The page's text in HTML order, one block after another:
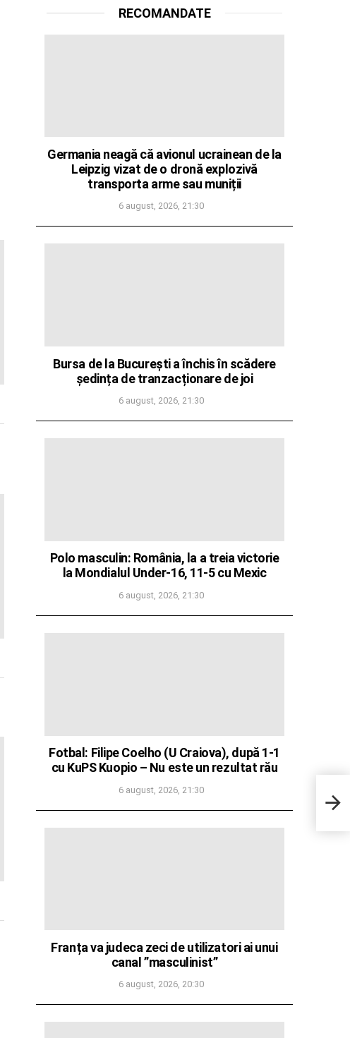
RECOMANDATE
Germania neagă că avionul ucrainean de la
Leipzig vizat de o dronă explozivă
transporta arme sau muniții
6 august, 2026, 21:30
Bursa de la București a închis în scădere
ședința de tranzacționare de joi
6 august, 2026, 21:30
Polo masculin: România, la a treia victorie
la Mondialul Under-16, 11-5 cu Mexic
6 august, 2026, 21:30
Fotbal: Filipe Coelho (U Craiova), după 1-1
cu KuPS Kuopio – Nu este un rezultat rău
6 august, 2026, 21:30
Franța va judeca zeci de utilizatori ai unui
canal ”masculinist”
6 august, 2026, 20:30